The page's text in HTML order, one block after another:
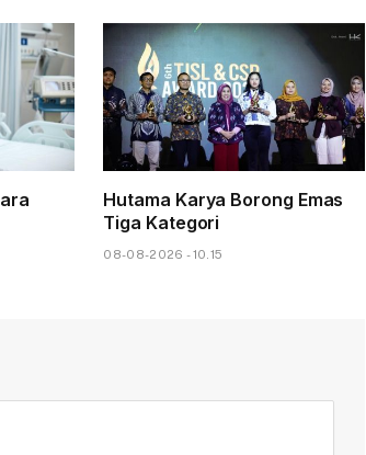
Hutama Karya Borong Emas
Tiga Kategori
08-08-2026 - 10.15